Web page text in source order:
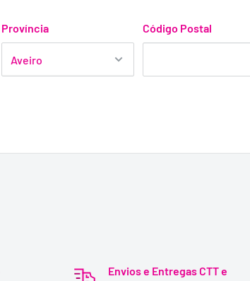
Província Código Postal
Envios e Entregas CTT e